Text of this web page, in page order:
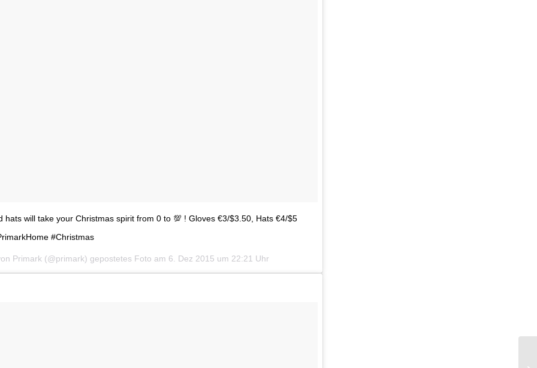
hats will take your Christmas spirit from 0 to 💯 ! Gloves €3/$3.50, Hats €4/$5
#Christmas
Primark (@primark) gepostetes Foto am 6. Dez 2015 um 22:21 Uhr